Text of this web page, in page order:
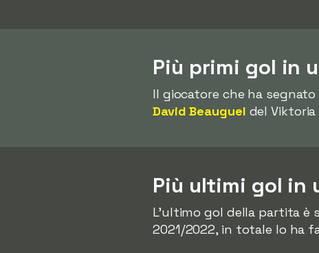
Più primi gol in
Il giocatore che ha
David Beauguel del
Più ultimi gol in
L'ultimo gol della partita è
2021/2022, in totale lo ha